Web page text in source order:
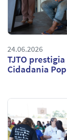
24.06.2026
TJTO
Cidadania